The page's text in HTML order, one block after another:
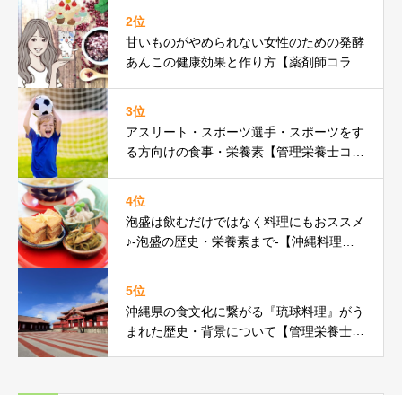
2位
甘いものがやめられない女性のための発酵
あんこの健康効果と作り方【薬剤師コラ
3位
アスリート・スポーツ選手・スポーツをす
る方向けの食事・栄養素【管理栄養士コラ
4位
泡盛は飲むだけではなく料理にもおススメ
♪-泡盛の歴史・栄養素まで-【沖縄料理研
5位
沖縄県の食文化に繋がる『琉球料理』がう
まれた歴史・背景について【管理栄養士コ